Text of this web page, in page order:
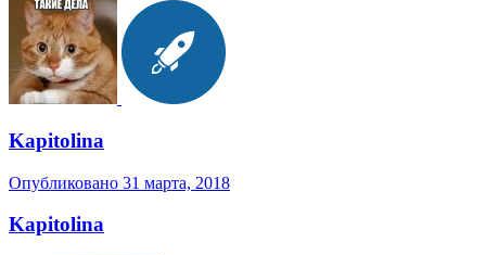
Kapitolina
Опубликовано 31 марта, 2018
Kapitolina